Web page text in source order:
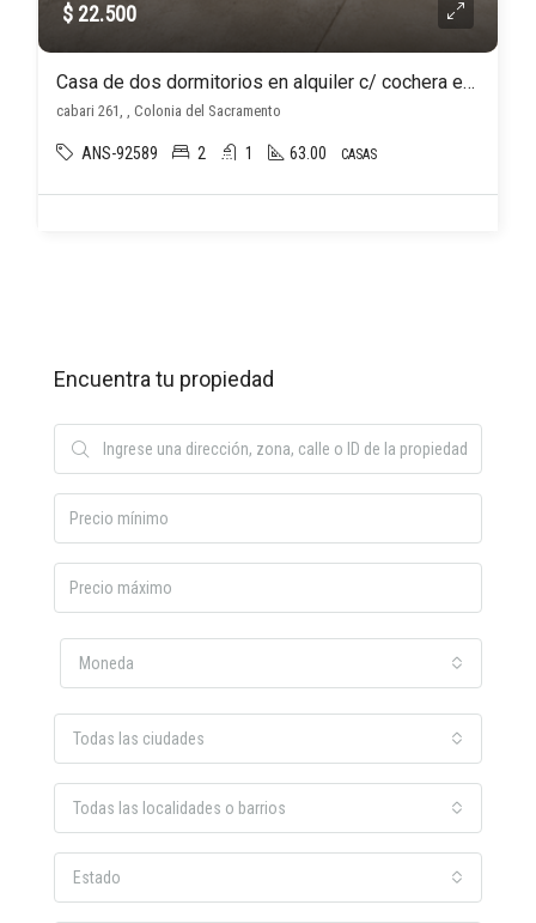
$ 22.500
Casa de dos dormitorios en alquiler c/ cochera en Colonia – Real de San Carlos
cabari 261, , Colonia del Sacramento
ANS-92589 2 1 63.00 CASAS
Encuentra tu propiedad
Moneda
Todas las ciudades
Todas las localidades o barrios
Estado